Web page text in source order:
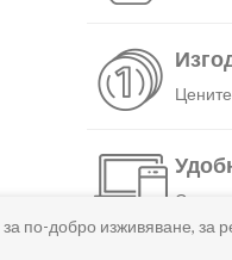
С
по-добро изживяване, за